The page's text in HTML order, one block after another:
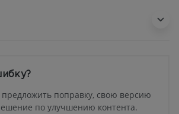
предложить поправку, свою версию
по улучшению контента.